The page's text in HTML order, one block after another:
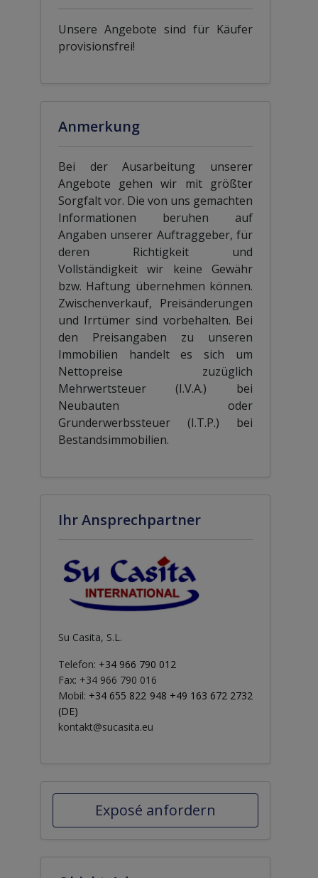
Unsere Angebote sind für Käufer
provisionsfrei!
Anmerkung
Bei der Ausarbeitung unserer
Angebote gehen wir mit größter
Sorgfalt vor. Die von uns gemachten
Informationen beruhen auf
Angaben unserer Auftraggeber, für
deren Richtigkeit und
Vollständigkeit wir keine Gewähr
bzw. Haftung übernehmen können.
Zwischenverkauf, Preisänderungen
und Irrtümer sind vorbehalten. Bei
den Preisangaben zu unseren
Immobilien handelt es sich um
Nettopreise zuzüglich
Mehrwertsteuer (I.V.A.) bei
Neubauten oder
Grunderwerbssteuer (I.T.P.) bei
Bestandsimmobilien.
Ihr Ansprechpartner
Su Casita, S.L.
Telefon: +34 966 790 012
Fax: +34 966 790 016
Mobil: +34 655 822 948 +49 163 672 2732
(DE)
kontakt@sucasita.eu
Exposé anfordern